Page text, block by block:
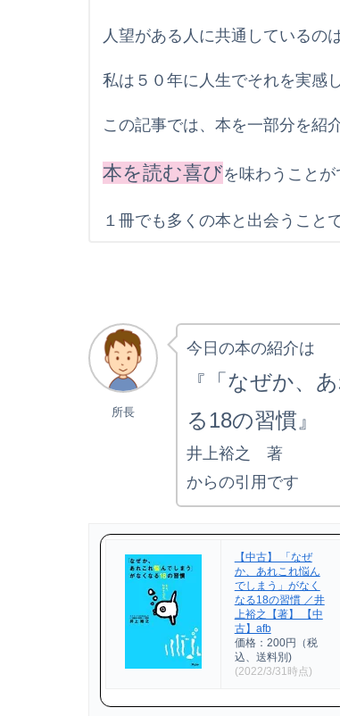
人望がある人に共通しているの
私は５０年に人生でそれを実感
この記事では、本を一部分を紹
本を読む喜びを味わうことが
１冊でも多くの本と出会うこと
所長
今日の本の紹介は
『
「なぜか、
る18の習慣』
井上裕之 著
からの引用です
【中古】 「なぜ
か、あれこれ悩ん
でしまう」がなく
なる18の習慣 ／井
上裕之【著】 【中
古】afb
価格：200円（税
込、送料別)
(2022/3/31時点)